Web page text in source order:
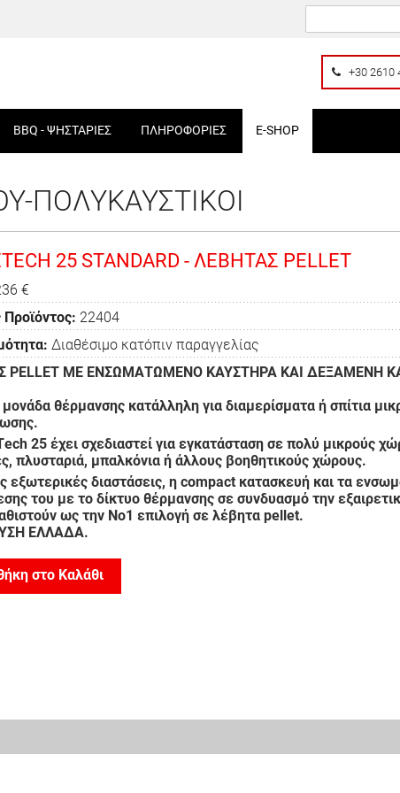
+30 2610
BBQ - ΨΗΣΤΑΡΙΕΣ ΠΛΗΡΟΦΟΡΙΕΣ E-SHOP
ΠΟΛΥΚΑΥΣΤΙΚΟΙ
25 STANDARD - ΛΕΒΗΤΑΣ PELLET
€
22404
Διαθέσιμο κατόπιν παραγγελίας
PELLET ΜΕ ΕΝΣΩΜΑΤΩΜΕΝΟ ΚΑΥΣΤΗΡΑ ΚΑΙ ΔΕΞΑΜΕΝΗ
θέρμανσης κατάλληλη για διαμερίσματα ή σπίτια
25 έχει σχεδιαστεί για εγκατάσταση σε πολύ μικρούς
πλυσταριά, μπαλκόνια ή άλλους βοηθητικούς χώρους.
εξωτερικές διαστάσεις, η compact κατασκευή και τα
του με το δίκτυο θέρμανσης σε συνδυασμό την
ως την Νο1 επιλογή σε λέβητα pellet.
ΕΛΛΑΔΑ.
στο Καλάθι